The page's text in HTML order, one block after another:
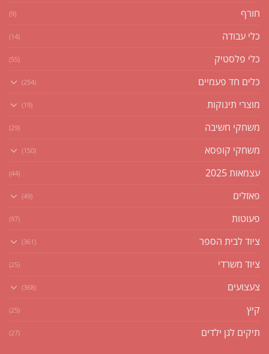
חורף (9)
כלי עבודה (14)
כלי פלסטיק (55)
כלים חד פעמיים (254)
מוצרי תינוקות (19)
משחקי חשיבה (29)
משחקי קופסא (150)
עצמאות 2025 (44)
פאזלים (49)
פעוטות (97)
ציוד לבית הספר (361)
ציוד משרדי (25)
צעצועים (368)
קיץ (25)
תיקים לגן ילדים (27)